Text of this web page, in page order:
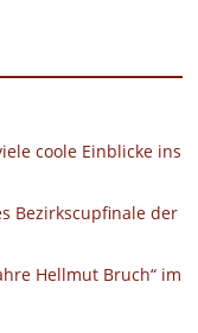
coole Einblicke ins
Bezirkscupfinale der
Hellmut Bruch“ im